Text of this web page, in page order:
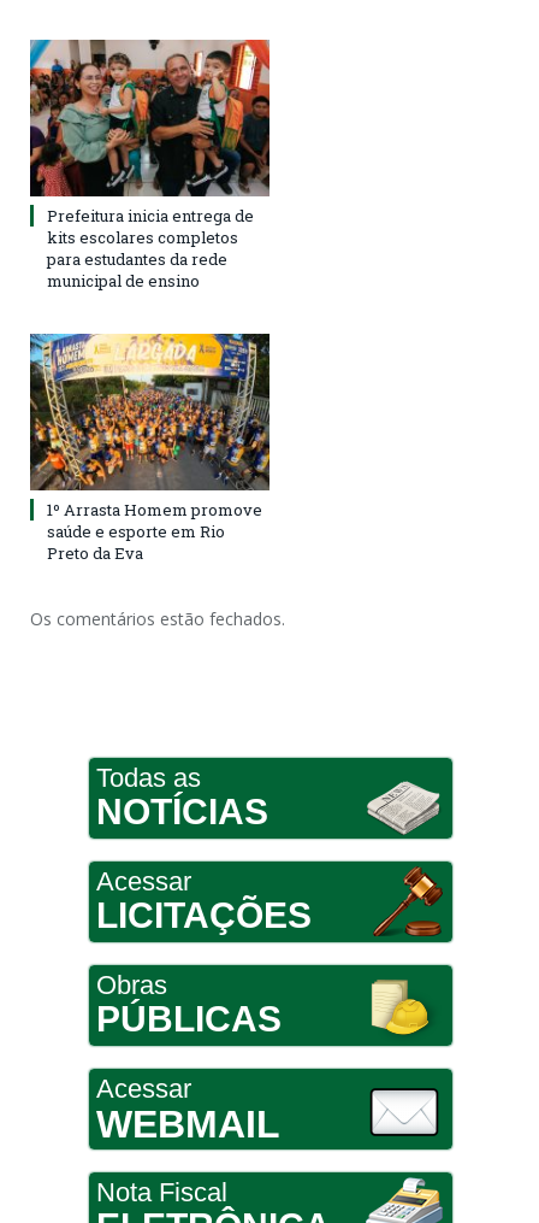
Prefeitura inicia entrega de
kits escolares completos
para estudantes da rede
municipal de ensino
1º Arrasta Homem promove
saúde e esporte em Rio
Preto da Eva
Os comentários estão fechados.
Todas as
NOTÍCIAS
Acessar
LICITAÇÕES
Obras
PÚBLICAS
Acessar
WEBMAIL
Nota Fiscal